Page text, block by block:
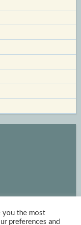
you the most
preferences and